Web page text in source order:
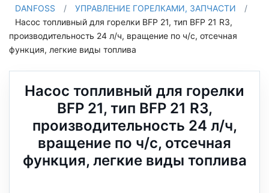
DANFOSS
/ УПРАВЛЕНИЕ ГОРЕЛКАМИ, ЗАПЧАСТИ
/
Насос топливный для горелки BFP 21, тип BFP 21 R3,
производительность 24 л/ч, вращение по ч/с, отсечная
функция, легкие виды топлива
Насос топливный для горелки
BFP 21, тип BFP 21 R3,
производительность 24 л/ч,
вращение по ч/с, отсечная
функция, легкие виды топлива